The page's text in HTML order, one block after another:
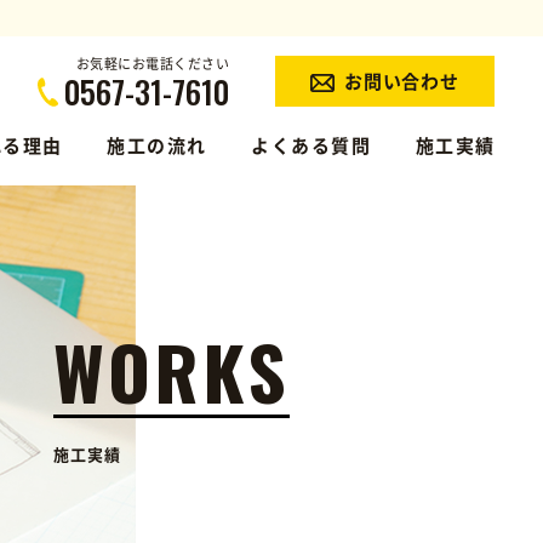
お気軽にお電話ください
0567-31-7610 お問い合わせ
理由 施工の流れ よくある質問 施工実績
WORKS
施工実績